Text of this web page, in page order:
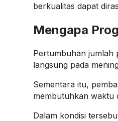
berkualitas dapat
Mengapa
Pertumbuhan jumlah
langsung pada
Sementara itu,
membutuhkan waktu
Dalam kondisi